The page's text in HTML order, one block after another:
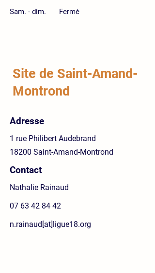
Sam. - dim. Fermé
Site de Saint-Amand-
Montrond
Adresse
1 rue Philibert Audebrand
18200 Saint-Amand-Montrond
Contact
Nathalie Rainaud
07 63 42 84 42
n.rainaud[at]ligue18.org